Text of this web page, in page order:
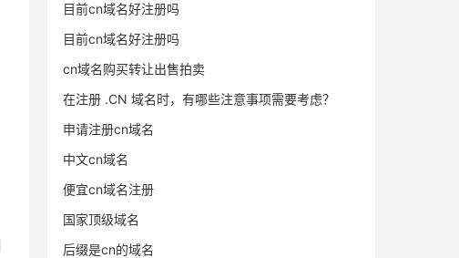
目前cn域名好注册吗
目前cn域名好注册吗
cn域名购买转让出售拍卖
在注册 .CN 域名时，有哪些注意事项需要考虑？
申请注册cn域名
中文cn域名
便宜cn域名注册
国家顶级域名
后缀是cn的域名